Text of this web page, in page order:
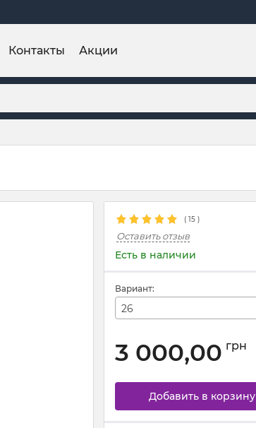
Контакты Акции
( 15 )
Оставить отзыв
Есть в наличии
Вариант:
26
3 000,00 грн
Добавить в корзину